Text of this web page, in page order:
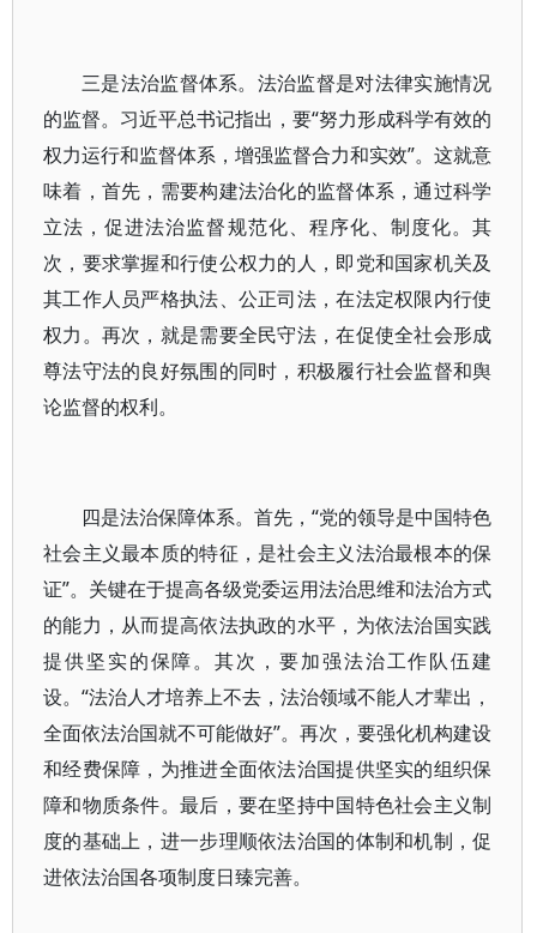
三是法治监督体系。法治监督是对法律实施情况
的监督。习近平总书记指出，要“努力形成科学有效的
权力运行和监督体系，增强监督合力和实效”。这就意
味着，首先，需要构建法治化的监督体系，通过科学
立法，促进法治监督规范化、程序化、制度化。其
次，要求掌握和行使公权力的人，即党和国家机关及
其工作人员严格执法、公正司法，在法定权限内行使
权力。再次，就是需要全民守法，在促使全社会形成
尊法守法的良好氛围的同时，积极履行社会监督和舆
论监督的权利。
四是法治保障体系。首先，“党的领导是中国特色
社会主义最本质的特征，是社会主义法治最根本的保
证”。关键在于提高各级党委运用法治思维和法治方式
的能力，从而提高依法执政的水平，为依法治国实践
提供坚实的保障。其次，要加强法治工作队伍建
设。“法治人才培养上不去，法治领域不能人才辈出，
全面依法治国就不可能做好”。再次，要强化机构建设
和经费保障，为推进全面依法治国提供坚实的组织保
障和物质条件。最后，要在坚持中国特色社会主义制
度的基础上，进一步理顺依法治国的体制和机制，促
进依法治国各项制度日臻完善。